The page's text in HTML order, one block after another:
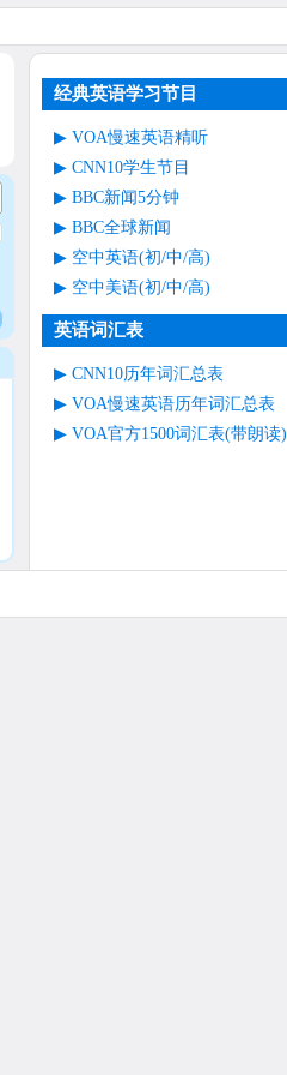
经典英语学习节目
VOA慢速英语精听
CNN10学生节目
BBC新闻5分钟
BBC全球新闻
空中英语(初/中/高)
空中美语(初/中/高)
英语词汇表
CNN10历年词汇总表
VOA慢速英语历年词汇总表
VOA官方1500词汇表(带朗读)